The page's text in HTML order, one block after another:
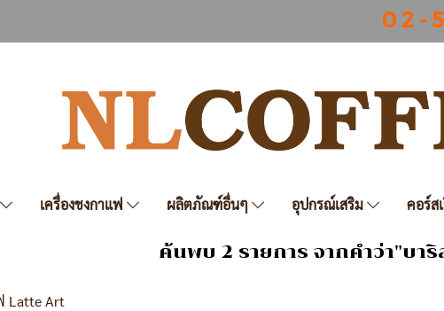
0 2 -
เครื่องชงกาแฟ ผลิตภัณฑ์อื่นๆ อุปกรณ์เสริม คอร์ส
ค้นพบ 2 รายการ จากคำว่า"บาริ
Latte Art